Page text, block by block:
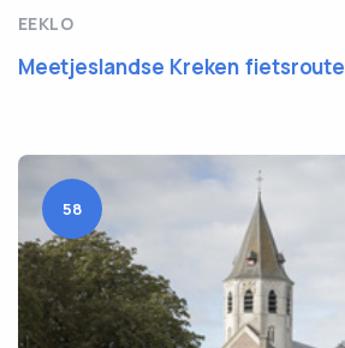
EEKLO
Meetjeslandse Kreken fietsroute
58